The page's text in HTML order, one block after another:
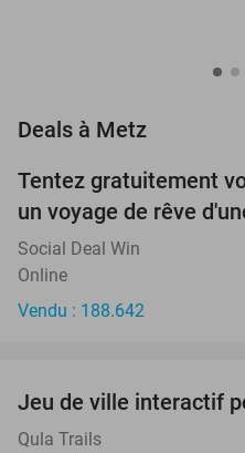
Deals à Metz
Tentez gratuitement
un voyage de rêve
Social Deal Win
Online
Vendu : 188.642
Jeu de ville interactif
Qula Trails